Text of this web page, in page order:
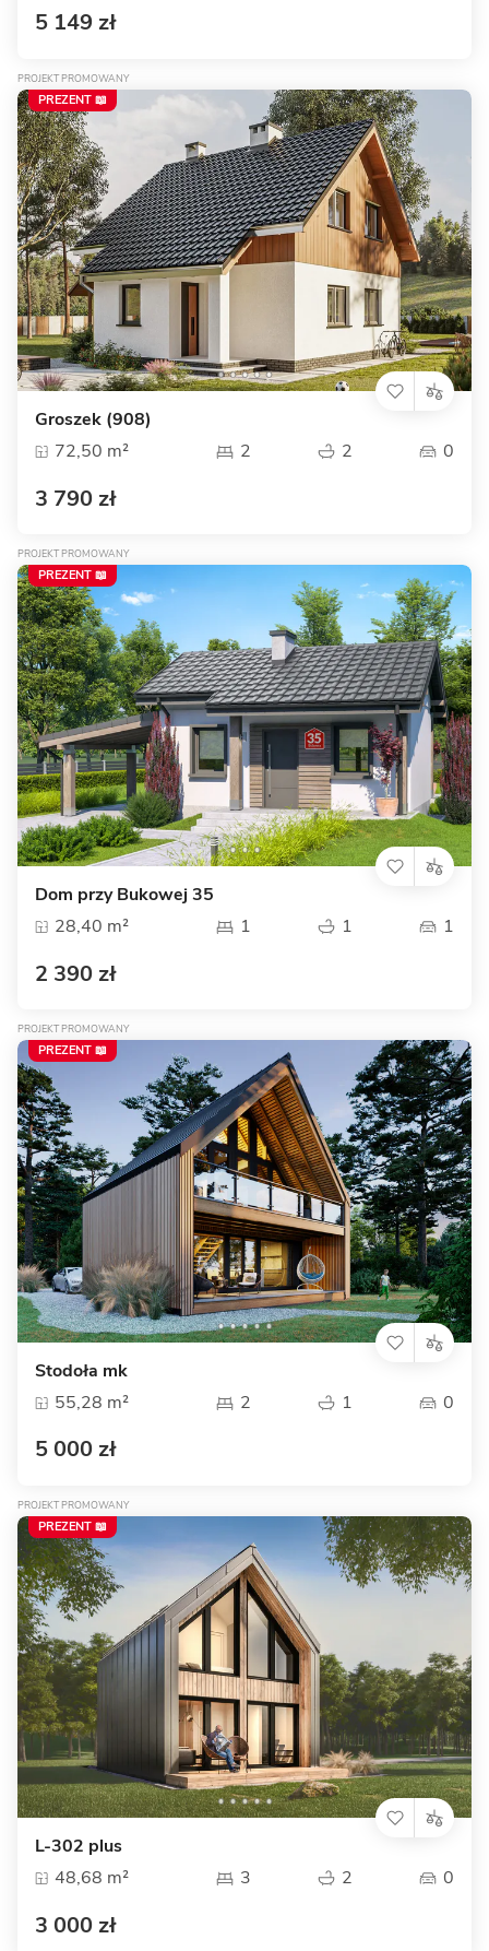
5 149 zł
PROJEKT PROMOWANY
Groszek (908)
72,50 m²
2 2 0
3 790 zł
PREZENT 📖
PROJEKT PROMOWANY
Dom przy Bukowej 35
28,40 m²
1 1 1
2 390 zł
PREZENT 📖
PROJEKT PROMOWANY
Stodoła mk
55,28 m²
2 1 0
5 000 zł
PREZENT 📖
PROJEKT PROMOWANY
L-302 plus
48,68 m²
3 2 0
3 000 zł
PREZENT 📖